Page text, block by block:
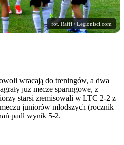
fot. Raffi / Legionisci.com
wracają do treningów, a dwa
już mecze sparingowe, z
starsi zremisowali w LTC 2-2 z
juniorów młodszych (rocznik
padł wynik 5-2.